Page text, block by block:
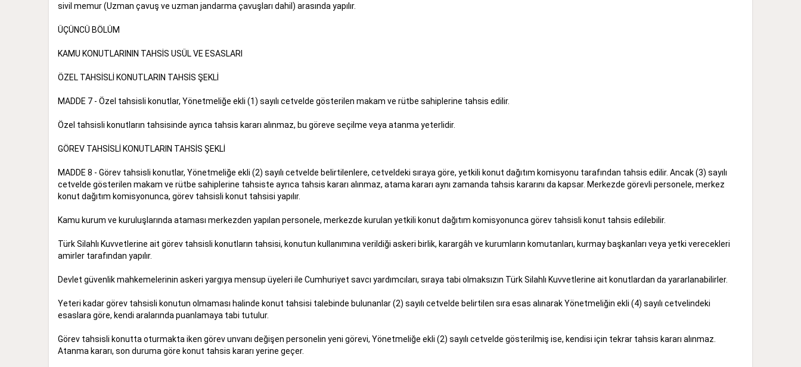
sivil memur (Uzman çavuş ve uzman jandarma çavuşları dahil) arasında yapılır.
ÜÇÜNCÜ BÖLÜM
KAMU KONUTLARININ TAHSİS USÜL VE ESASLARI
ÖZEL TAHSİSLİ KONUTLARIN TAHSİS ŞEKLİ
MADDE 7 - Özel tahsisli konutlar, Yönetmeliğe ekli (1) sayılı cetvelde gösterilen makam ve rütbe sahiplerine tahsis edilir.
Özel tahsisli konutların tahsisinde ayrıca tahsis kararı alınmaz, bu göreve seçilme veya atanma yeterlidir.
GÖREV TAHSİSLİ KONUTLARIN TAHSİS ŞEKLİ
MADDE 8 - Görev tahsisli konutlar, Yönetmeliğe ekli (2) sayılı cetvelde belirtilenlere, cetveldeki sıraya göre, yetkili konut dağıtım komisyonu tarafından tahsis edilir. Ancak (3) sayılı
cetvelde gösterilen makam ve rütbe sahiplerine tahsiste ayrıca tahsis kararı alınmaz, atama kararı aynı zamanda tahsis kararını da kapsar. Merkezde görevli personele, merkez
konut dağıtım komisyonunca, görev tahsisli konut tahsisi yapılır.
Kamu kurum ve kuruluşlarında ataması merkezden yapılan personele, merkezde kurulan yetkili konut dağıtım komisyonunca görev tahsisli konut tahsis edilebilir.
Türk Silahlı Kuvvetlerine ait görev tahsisli konutların tahsisi, konutun kullanımına verildiği askeri birlik, karargâh ve kurumların komutanları, kurmay başkanları veya yetki verecekleri
amirler tarafından yapılır.
Devlet güvenlik mahkemelerinin askeri yargıya mensup üyeleri ile Cumhuriyet savcı yardımcıları, sıraya tabi olmaksızın Türk Silahlı Kuvvetlerine ait konutlardan da yararlanabilirler.
Yeteri kadar görev tahsisli konutun olmaması halinde konut tahsisi talebinde bulunanlar (2) sayılı cetvelde belirtilen sıra esas alınarak Yönetmeliğin ekli (4) sayılı cetvelindeki
esaslara göre, kendi aralarında puanlamaya tabi tutulur.
Görev tahsisli konutta oturmakta iken görev unvanı değişen personelin yeni görevi, Yönetmeliğe ekli (2) sayılı cetvelde gösterilmiş ise, kendisi için tekrar tahsis kararı alınmaz.
Atanma kararı, son duruma göre konut tahsis kararı yerine geçer.